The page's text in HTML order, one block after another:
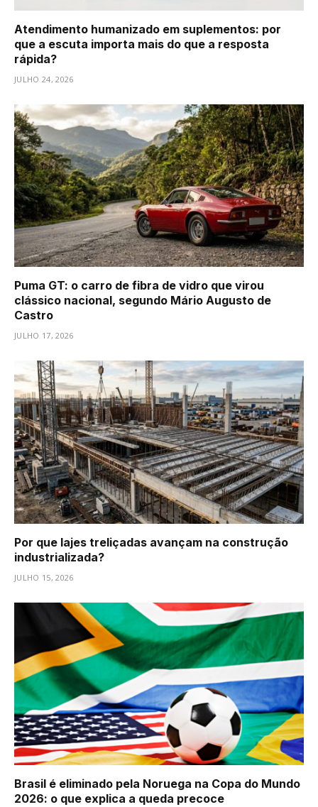
Atendimento humanizado em suplementos: por
que a escuta importa mais do que a resposta
rápida?
JULHO 24, 2026
Puma GT: o carro de fibra de vidro que virou
clássico nacional, segundo Mário Augusto de
Castro
JULHO 17, 2026
Por que lajes treliçadas avançam na construção
industrializada?
JULHO 15, 2026
Brasil é eliminado pela Noruega na Copa do Mundo
2026: o que explica a queda precoce